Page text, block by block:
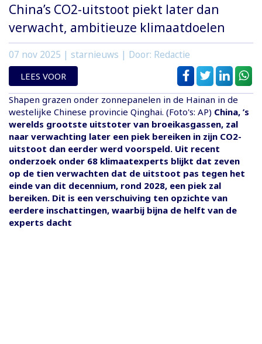
China’s CO2-uitstoot piekt later dan
verwacht, ambitieuze klimaatdoelen
07 nov 2025 | starnieuws | Door: Redactie
LEES VOOR
Shapen grazen onder zonnepanelen in de Hainan in de
westelijke Chinese provincie Qinghai. (Foto's: AP) China, ’s
werelds grootste uitstoter van broeikasgassen, zal
naar verwachting later een piek bereiken in zijn CO2-
uitstoot dan eerder werd voorspeld. Uit recent
onderzoek onder 68 klimaatexperts blijkt dat zeven
op de tien verwachten dat de uitstoot pas tegen het
einde van dit decennium, rond 2028, een piek zal
bereiken. Dit is een verschuiving ten opzichte van
eerdere inschattingen, waarbij bijna de helft van de
experts dacht